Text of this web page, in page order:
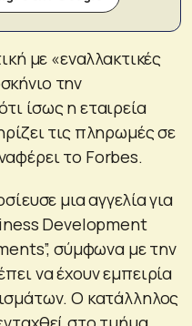
με «εναλλακτικές
την
ίσως η εταιρεία
τις πληρωμές σε
το Forbes.
μια αγγελία για
Development
σύμφωνα με την
να έχουν εμπειρία
Ο κατάλληλος